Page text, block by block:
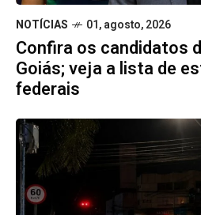
NOTÍCIAS 01, agosto, 2026
Confira os candidatos
Goiás; veja a lista de
federais